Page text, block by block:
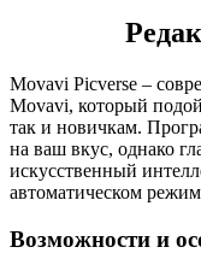
Movavi Picverse –
Movavi, который
так и новичкам.
на ваш вкус, однако
искусственный
автоматическом
Возможности и